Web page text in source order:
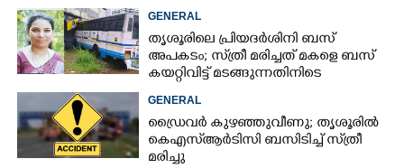
GENERAL
തൃശൂരിലെ പ്രിയദർശിനി ബസ്
അപകടം; സ്‌ത്രീ മരിച്ചത് മകളെ ബസ്
കയറ്റിവിട്ട് മടങ്ങുന്നതിനിടെ
GENERAL
ഡ്രൈവർ കുഴഞ്ഞുവീണു; തൃശൂരിൽ
കെഎസ്‌ആർടിസി ബസിടിച്ച് സ്‌ത്രീ
മരിച്ചു